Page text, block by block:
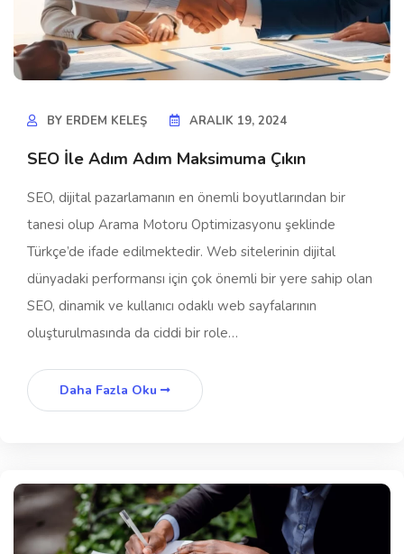
BY ERDEM KELEŞ ARALIK 19, 2024
SEO İle Adım Adım Maksimuma Çıkın
SEO, dijital pazarlamanın en önemli boyutlarından bir
tanesi olup Arama Motoru Optimizasyonu şeklinde
Türkçe’de ifade edilmektedir. Web sitelerinin dijital
dünyadaki performansı için çok önemli bir yere sahip olan
SEO, dinamik ve kullanıcı odaklı web sayfalarının
oluşturulmasında da ciddi bir role…
Daha Fazla Oku